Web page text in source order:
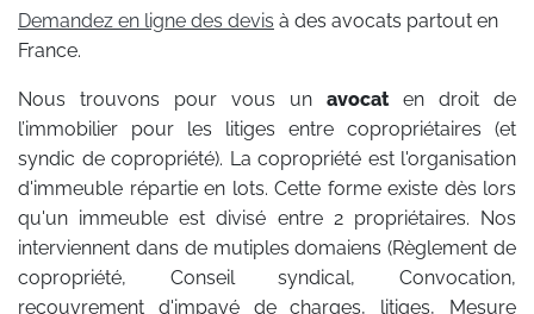
Demandez en ligne des devis à des avocats partout en
France.
Nous trouvons pour vous un avocat en droit de
l’immobilier pour les litiges entre copropriétaires (et
syndic de copropriété). La copropriété est l'organisation
d'immeuble répartie en lots. Cette forme existe dès lors
qu'un immeuble est divisé entre 2 propriétaires. Nos
interviennent dans de mutiples domaiens (Règlement de
copropriété, Conseil syndical, Convocation,
recouvrement d'impayé de charges, litiges, Mesure